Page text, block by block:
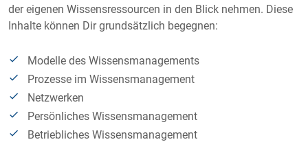
der eigenen Wissensressourcen in den Blick nehmen. Diese
Inhalte können Dir grundsätzlich begegnen:
Modelle des Wissensmanagements
Prozesse im Wissensmanagement
Netzwerken
Persönliches Wissensmanagement
Betriebliches Wissensmanagement